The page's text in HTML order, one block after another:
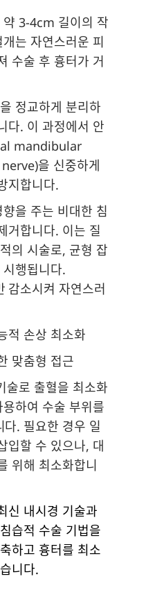
약 3-4cm 길이의 작
는 자연스러운 피
수술 후 흉터가 거
정교하게 분리하
다. 이 과정에서 안
mandibular
을 신중하게
지합니다.
을 주는 비대한 침
거합니다. 이는 질
의 시술로, 균형 잡
행됩니다.
감소시켜 자연스러
적 손상 최소화
맞춤형 접근
술로 출혈을 최소화
하여 수술 부위를
. 필요한 경우 일
입할 수 있으나, 대
위해 최소화합니
신 내시경 기술과
습적 수술 기법을
하고 흉터를 최소
니다.